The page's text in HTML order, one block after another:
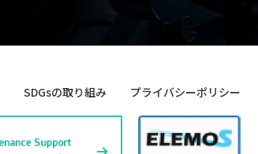
SDGsの取り組み プライバシーポリシー